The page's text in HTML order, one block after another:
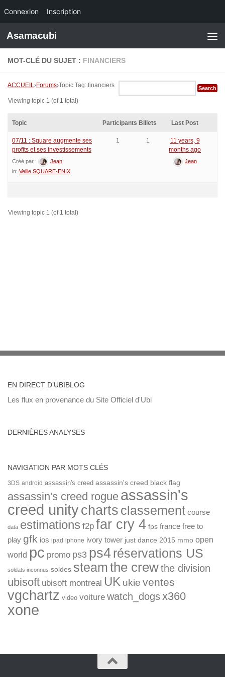
Connexion Inscription
Skip to content
Asamacubi
MOT-CLÉ DU SUJET : FINANCIERS
ACCUEIL›Forums›Topic Tag: financiers
Viewing topic 1 (of 1 total)
Topic Participants Billets Last Post
07/11 : Square augmente ses
profits et ses investissements
Créé par :
Jean
in: Veille SQUARE-ENIX
1 1
11 years, 9
months ago
Jean
Viewing topic 1 (of 1 total)
EN DIRECT D’UBIBLOG
Les flux en provenance du Site Officiel d'Ubi
DERNIÈRES ANALYSES
NAVIGATION PAR MOTS CLÉS
3DS android assassin's creed assassin's creed black flag
assassin's creed rogue assassin's
creed unitycharts classement course
data estimations f2p far cry 4 fps france free to
play gfk ios ipad iphone ivory tower just dance 2015 mmo open
world pc promo ps3 ps4réservations US
soldats inconnus soldes steamthe crewthe division
ubisoft ubisoft montreal UK ukie ventes
vgchartz video voiture watch_dogsx360
xone